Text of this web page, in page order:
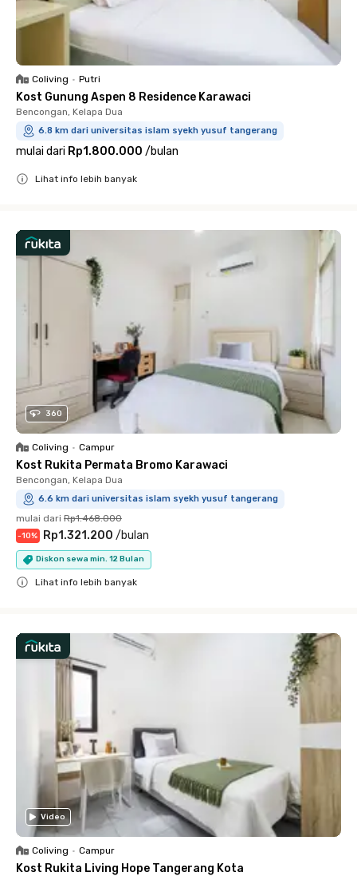
Coliving • Putri
Kost Gunung Aspen 8 Residence Karawaci
Bencongan, Kelapa Dua
6.8 km dari universitas islam syekh yusuf tangerang
mulai dari Rp1.800.000 /bulan
Lihat info lebih banyak
360
Coliving • Campur
Kost Rukita Permata Bromo Karawaci
Bencongan, Kelapa Dua
6.6 km dari universitas islam syekh yusuf tangerang
mulai dari Rp1.468.000
-10% Rp1.321.200 /bulan
Diskon sewa min. 12 Bulan
Lihat info lebih banyak
Video
Coliving • Campur
Kost Rukita Living Hope Tangerang Kota